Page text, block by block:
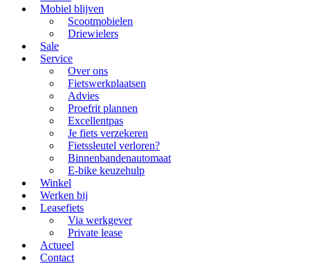
Mobiel blijven
Scootmobielen
Driewielers
Sale
Service
Over ons
Fietswerkplaatsen
Advies
Proefrit plannen
Excellentpas
Je fiets verzekeren
Fietssleutel verloren?
Binnenbandenautomaat
E-bike keuzehulp
Winkel
Werken bij
Leasefiets
Via werkgever
Private lease
Actueel
Contact